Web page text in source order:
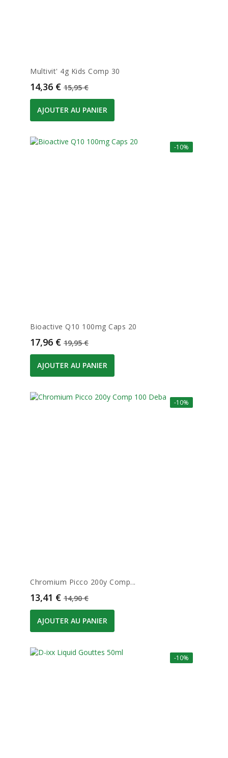
Multivit' 4g Kids Comp 30
Prix
14,36 € Prix de base
15,95 €
AJOUTER AU PANIER
-10%
Bioactive Q10 100mg Caps 20
Prix
17,96 € Prix de base
19,95 €
AJOUTER AU PANIER
-10%
Chromium Picco 200y Comp...
Prix
13,41 € Prix de base
14,90 €
AJOUTER AU PANIER
-10%